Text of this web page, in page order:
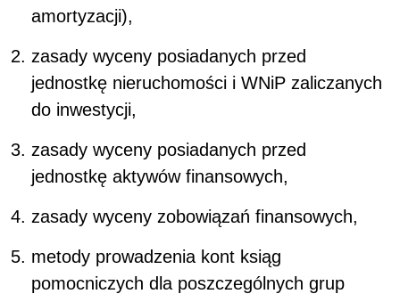
amortyzacji),
zasady wyceny posiadanych przed
jednostkę nieruchomości i WNiP zaliczanych
do inwestycji,
zasady wyceny posiadanych przed
jednostkę aktywów finansowych,
zasady wyceny zobowiązań finansowych,
metody prowadzenia kont ksiąg
pomocniczych dla poszczególnych grup